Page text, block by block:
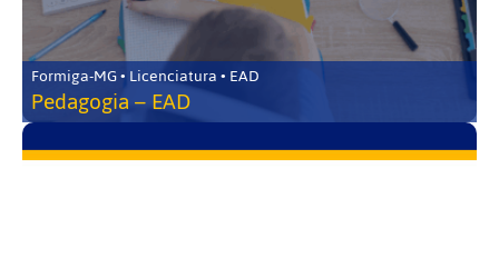
Formiga-MG • Licenciatura • EAD
Pedagogia – EAD